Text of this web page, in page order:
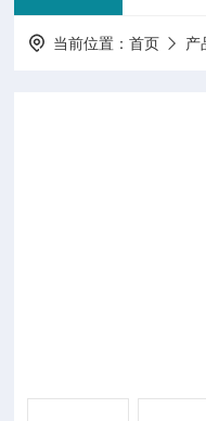
当前位置：首页 产